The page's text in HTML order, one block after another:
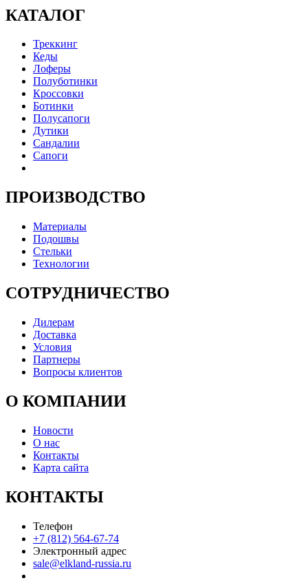
КАТАЛОГ
Треккинг
Кеды
Лоферы
Полуботинки
Кроссовки
Ботинки
Полусапоги
Дутики
Сандалии
Сапоги
ПРОИЗВОДСТВО
Материалы
Подошвы
Стельки
Технологии
СОТРУДНИЧЕСТВО
Дилерам
Доставка
Условия
Партнеры
Вопросы клиентов
О КОМПАНИИ
Новости
О нас
Контакты
Карта сайта
КОНТАКТЫ
Телефон
+7 (812) 564-67-74
Электронный адрес
sale@elkland-russia.ru